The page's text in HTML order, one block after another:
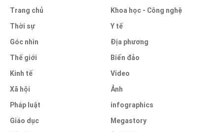
Trang chủ
Thời sự
Góc nhìn
Thế giới
Kinh tế
Xã hội
Pháp luật
Giáo dục
Khoa học - Công nghệ
Y tế
Địa phương
Biển đảo
Video
Ảnh
infographics
Megastory